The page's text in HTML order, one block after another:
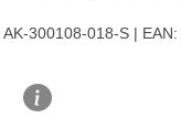
AK-300108-018-S | EAN: